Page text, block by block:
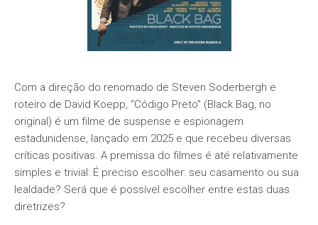
Com a direção do renomado de Steven Soderbergh e
roteiro de David Koepp, “Código Preto” (Black Bag, no
original) é um filme de suspense e espionagem
estadunidense, lançado em 2025 e que recebeu diversas
críticas positivas. A premissa do filmes é até relativamente
simples e trivial: É preciso escolher: seu casamento ou sua
lealdade? Será que é possível escolher entre estas duas
diretrizes?